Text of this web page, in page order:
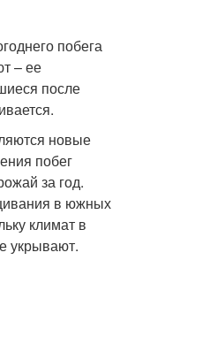
побега
– ее
после
новые
побег
за год.
в южных
климат в
укрывают.